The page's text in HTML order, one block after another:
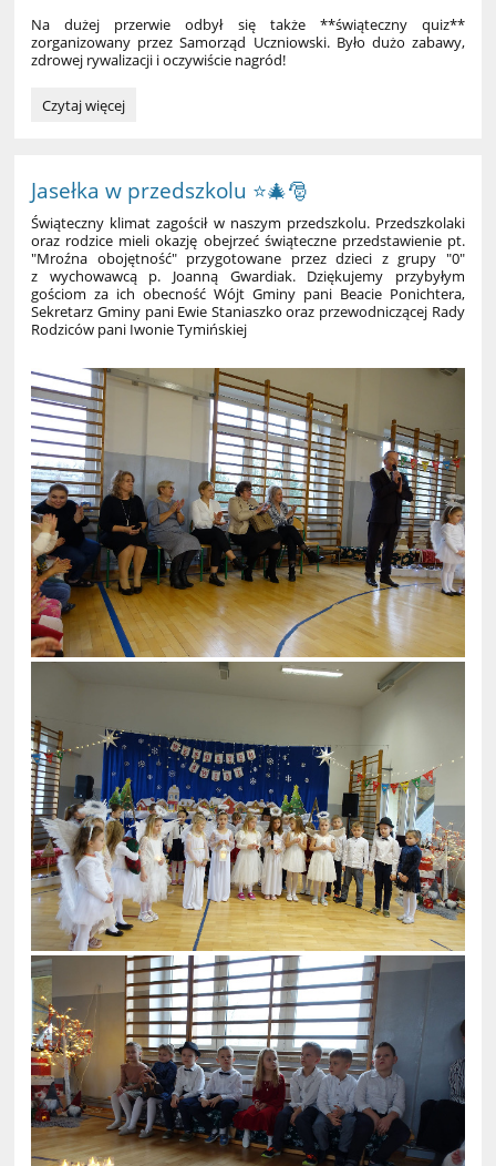
Na dużej przerwie odbył się także **świąteczny quiz**
zorganizowany przez Samorząd Uczniowski. Było dużo zabawy,
zdrowej rywalizacji i oczywiście nagród!
Jasełka
🎄
Czytaj więcej
Jasełka w przedszkolu ⭐🎄🎅
Świąteczny klimat zagościł w naszym przedszkolu. Przedszkolaki
oraz rodzice mieli okazję obejrzeć świąteczne przedstawienie pt.
"Mroźna obojętność" przygotowane przez dzieci z grupy "0"
z wychowawcą p. Joanną Gwardiak. Dziękujemy przybyłym
gościom za ich obecność Wójt Gminy pani Beacie Ponichtera,
Sekretarz Gminy pani Ewie Staniaszko oraz przewodniczącej Rady
Rodziców pani Iwonie Tymińskiej